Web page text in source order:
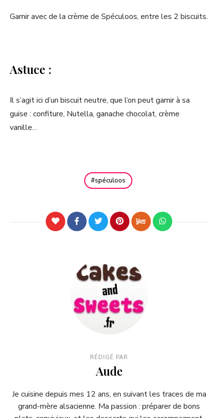
Garnir avec de la crème de Spéculoos, entre les 2 biscuits.
Astuce :
Il s’agit ici d’un biscuit neutre, que l’on peut garnir à sa
guise : confiture, Nutella, ganache chocolat, crème
vanille…
spéculoos
RÉDIGÉ PAR
Aude
Je cuisine depuis mes 12 ans, en suivant les traces de ma
grand-mère alsacienne. Ma passion : préparer de bons